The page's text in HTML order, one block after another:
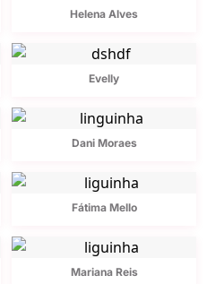
Helena Alves
Evelly
Dani Moraes
Fátima Mello
Mariana Reis